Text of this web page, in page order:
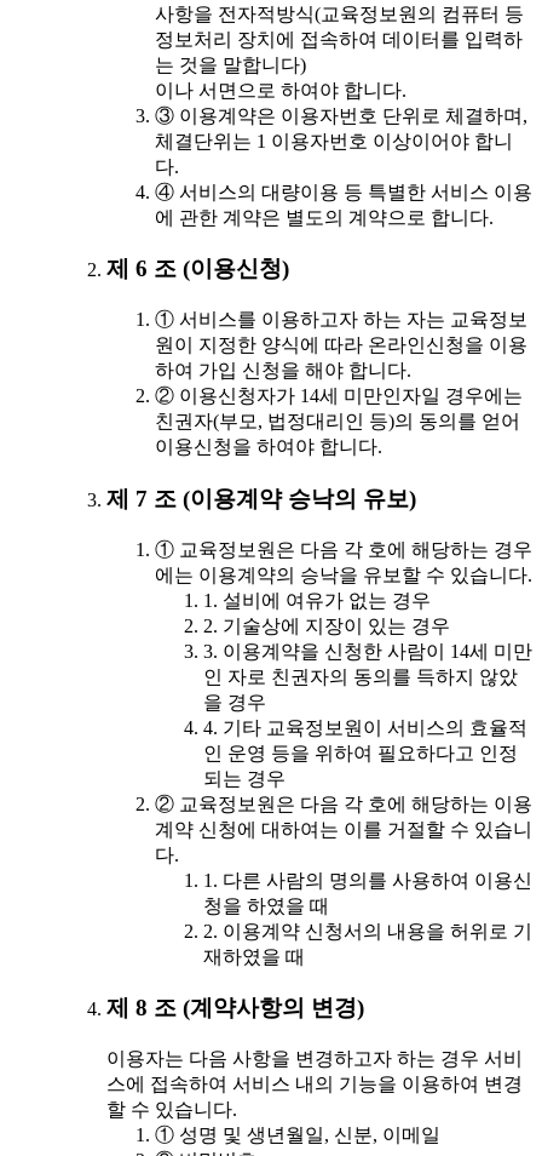
사항을 전자적방식(교육정보원의 컴퓨터 등
정보처리 장치에 접속하여 데이터를 입력하
는 것을 말합니다)
이나 서면으로 하여야 합니다.
③ 이용계약은 이용자번호 단위로 체결하며,
체결단위는 1 이용자번호 이상이어야 합니
다.
④ 서비스의 대량이용 등 특별한 서비스 이용
에 관한 계약은 별도의 계약으로 합니다.
제 6 조 (이용신청)
① 서비스를 이용하고자 하는 자는 교육정보
원이 지정한 양식에 따라 온라인신청을 이용
하여 가입 신청을 해야 합니다.
② 이용신청자가 14세 미만인자일 경우에는
친권자(부모, 법정대리인 등)의 동의를 얻어
이용신청을 하여야 합니다.
제 7 조 (이용계약 승낙의 유보)
① 교육정보원은 다음 각 호에 해당하는 경우
에는 이용계약의 승낙을 유보할 수 있습니다.
1. 설비에 여유가 없는 경우
2. 기술상에 지장이 있는 경우
3. 이용계약을 신청한 사람이 14세 미만
인 자로 친권자의 동의를 득하지 않았
을 경우
4. 기타 교육정보원이 서비스의 효율적
인 운영 등을 위하여 필요하다고 인정
되는 경우
② 교육정보원은 다음 각 호에 해당하는 이용
계약 신청에 대하여는 이를 거절할 수 있습니
다.
1. 다른 사람의 명의를 사용하여 이용신
청을 하였을 때
2. 이용계약 신청서의 내용을 허위로 기
재하였을 때
제 8 조 (계약사항의 변경)
이용자는 다음 사항을 변경하고자 하는 경우 서비
스에 접속하여 서비스 내의 기능을 이용하여 변경
할 수 있습니다.
① 성명 및 생년월일, 신분, 이메일